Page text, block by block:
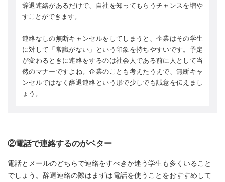
辞退連絡があるだけで、自社を知ってもらうチャンスを増や
すことができます。
連絡なしの無断キャンセルをしてしまうと、企業はその学生
に対して「常識がない」という印象を持ちやすいです。予定
が変わるときに連絡をするのは社会人である前に人として当
然のマナーですよね。企業のことも考えたうえで、無断キャ
ンセルではなく辞退連絡という形で少しでも誠意を伝えまし
ょう。
②電話で連絡するのがベター
電話とメールのどちらで連絡をすべきか迷う学生も多くいること
でしょう。辞退連絡の際はまずは電話を使うことをおすすめして